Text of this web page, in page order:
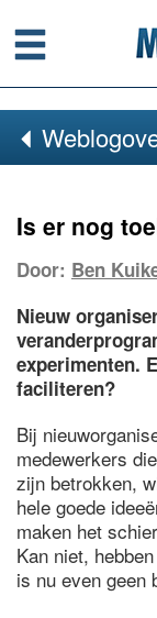
Menu
Is er nog
Door: Ben
Nieuw
experimenten.
faciliteren?
Bij
medewerkers
zijn betrokken,
hele goede
maken het
Kan niet,
is nu even geen